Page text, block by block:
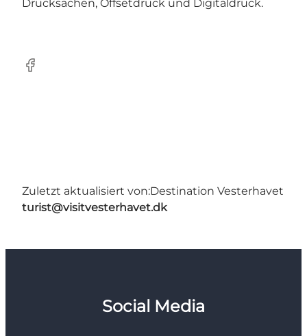
Drucksachen, Offsetdruck und Digitaldruck.
Facebook
Zuletzt aktualisiert von:Destination Vesterhavet
turist@visitvesterhavet.dk
Social Media